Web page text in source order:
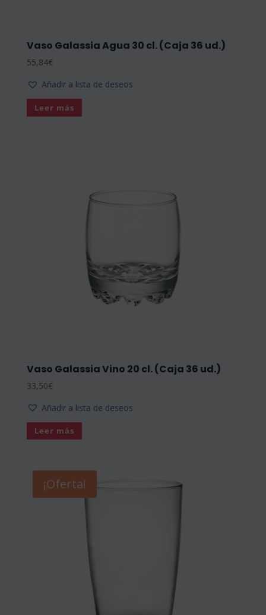
Vaso Galassia Agua 30 cl. (Caja 36 ud.)
55,84€
Añadir a lista de deseos
Leer más
Vaso Galassia Vino 20 cl. (Caja 36 ud.)
33,50€
Añadir a lista de deseos
Leer más
¡Oferta!